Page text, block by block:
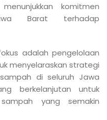
komitmen
Barat terhadap
adalah pengelolaan
menyelaraskan strategi
di seluruh Jawa
berkelanjutan untuk
yang semakin